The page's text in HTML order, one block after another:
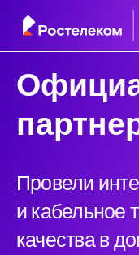
Провели
и кабельное
качества в